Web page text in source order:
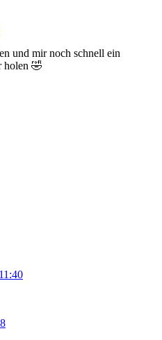
und mir noch schnell ein
holen 🤣